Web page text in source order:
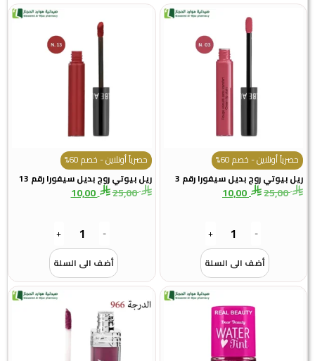
حصرياً أونلاين - خصم 60%
ريل بيوتي روج بديل سيفورا رقم 3
25,00
10,00
-
+
أضف الى السلة
حصرياً أونلاين - خصم 60%
ريل بيوتي روج بديل سيفورا رقم 13
25,00
10,00
-
+
أضف الى السلة